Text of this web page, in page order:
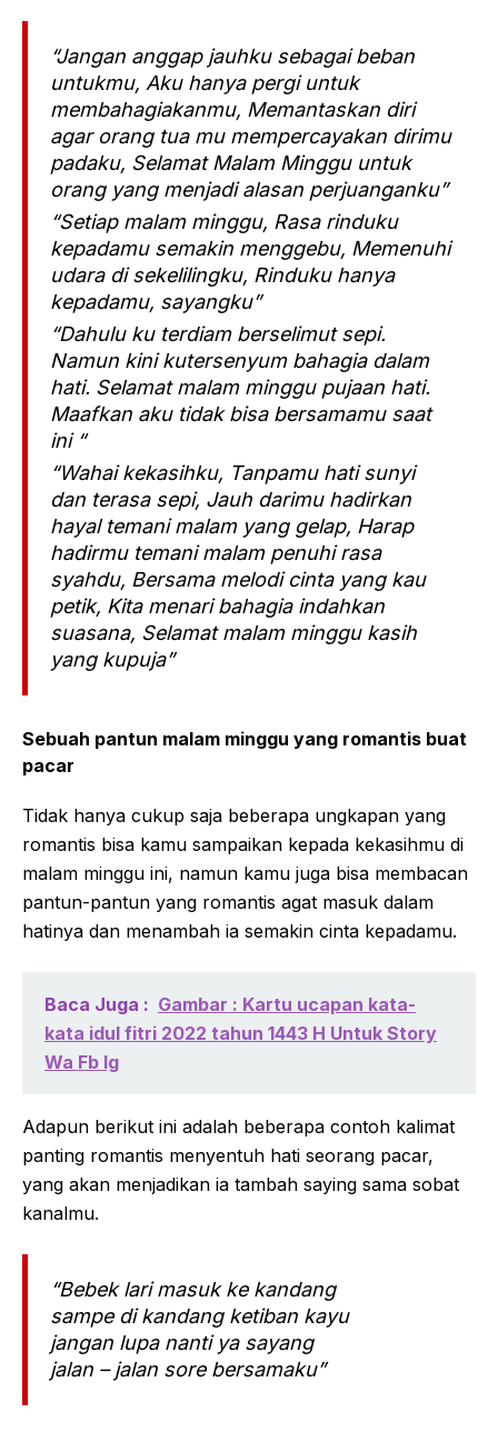
“Jangan anggap jauhku sebagai beban
untukmu, Aku hanya pergi untuk
membahagiakanmu, Memantaskan diri
agar orang tua mu mempercayakan dirimu
padaku, Selamat Malam Minggu untuk
orang yang menjadi alasan perjuanganku”
“Setiap malam minggu, Rasa rinduku
kepadamu semakin menggebu, Memenuhi
udara di sekelilingku, Rinduku hanya
kepadamu, sayangku”
“Dahulu ku terdiam berselimut sepi.
Namun kini kutersenyum bahagia dalam
hati. Selamat malam minggu pujaan hati.
Maafkan aku tidak bisa bersamamu saat
ini “
“Wahai kekasihku, Tanpamu hati sunyi
dan terasa sepi, Jauh darimu hadirkan
hayal temani malam yang gelap, Harap
hadirmu temani malam penuhi rasa
syahdu, Bersama melodi cinta yang kau
petik, Kita menari bahagia indahkan
suasana, Selamat malam minggu kasih
yang kupuja”
Sebuah pantun malam minggu yang romantis buat
pacar
Tidak hanya cukup saja beberapa ungkapan yang
romantis bisa kamu sampaikan kepada kekasihmu di
malam minggu ini, namun kamu juga bisa membacan
pantun-pantun yang romantis agat masuk dalam
hatinya dan menambah ia semakin cinta kepadamu.
Baca Juga : Gambar : Kartu ucapan kata-
kata idul fitri 2022 tahun 1443 H Untuk Story
Wa Fb Ig
Adapun berikut ini adalah beberapa contoh kalimat
panting romantis menyentuh hati seorang pacar,
yang akan menjadikan ia tambah saying sama sobat
kanalmu.
“Bebek lari masuk ke kandang
sampe di kandang ketiban kayu
jangan lupa nanti ya sayang
jalan – jalan sore bersamaku”